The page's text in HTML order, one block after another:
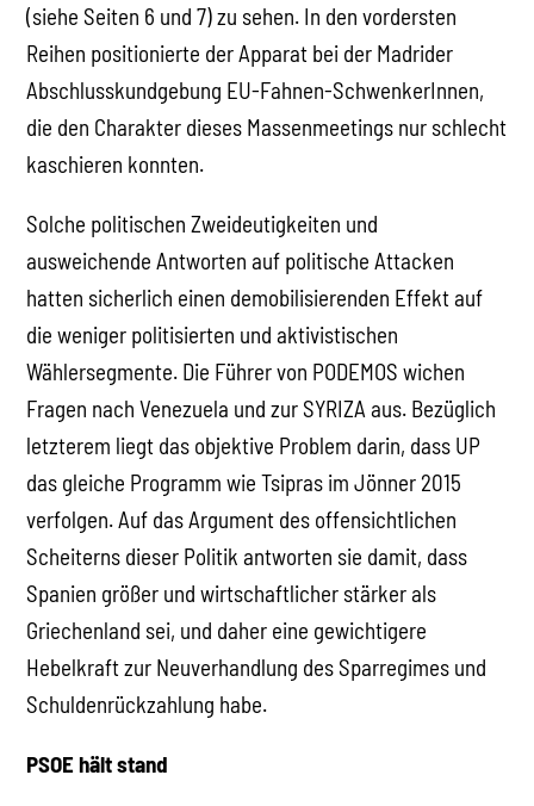
(siehe Seiten 6 und 7) zu sehen. In den vordersten
Reihen positionierte der Apparat bei der Madrider
Abschlusskundgebung EU-Fahnen-SchwenkerInnen,
die den Charakter dieses Massenmeetings nur schlecht
kaschieren konnten.
Solche politischen Zweideutigkeiten und
ausweichende Antworten auf politische Attacken
hatten sicherlich einen demobilisierenden Effekt auf
die weniger politisierten und aktivistischen
Wählersegmente. Die Führer von PODEMOS wichen
Fragen nach Venezuela und zur SYRIZA aus. Bezüglich
letzterem liegt das objektive Problem darin, dass UP
das gleiche Programm wie Tsipras im Jönner 2015
verfolgen. Auf das Argument des offensichtlichen
Scheiterns dieser Politik antworten sie damit, dass
Spanien größer und wirtschaftlicher stärker als
Griechenland sei, und daher eine gewichtigere
Hebelkraft zur Neuverhandlung des Sparregimes und
Schuldenrückzahlung habe.
PSOE hält stand